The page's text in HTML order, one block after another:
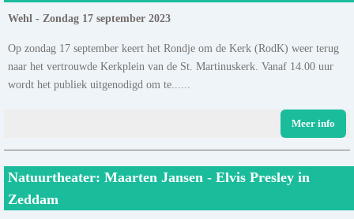
Wehl - Zondag 17 september 2023
Op zondag 17 september keert het Rondje om de Kerk (RodK) weer terug
naar het vertrouwde Kerkplein van de St. Martinuskerk. Vanaf 14.00 uur
wordt het publiek uitgenodigd om te......
Meer info
Natuurtheater: Maarten Jansen - Elvis Presley in
Zeddam